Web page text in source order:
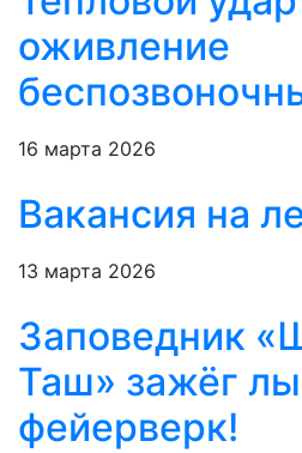
оживление
16 марта 2026
Вакансия на
13 марта 2026
Заповедник
Таш» зажёг
фейерверк!